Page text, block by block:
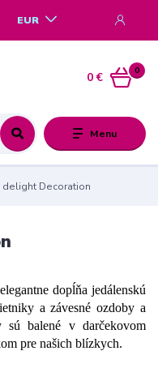
Menu
EUR
0
0 €
delight Decoration
elegantne dopĺňa jedálenskú
a závesné ozdoby a
sú balené v darčekovom
pre našich blízkych.